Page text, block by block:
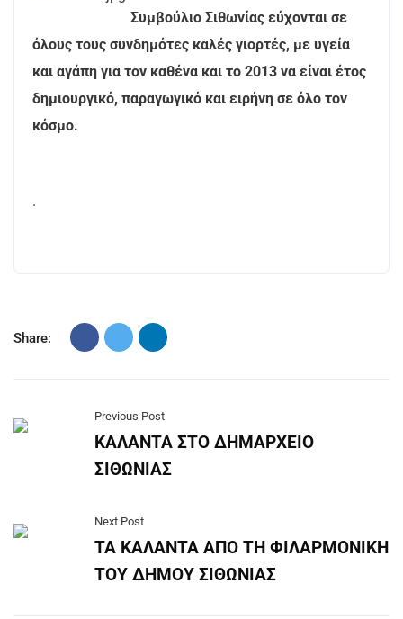
Συμβούλιο Σιθωνίας εύχονται σε
όλους τους συνδημότες καλές γιορτές, με υγεία
και αγάπη για τον καθένα και το 2013 να είναι έτος
δημιουργικό, παραγωγικό και ειρήνη σε όλο τον
κόσμο.
.
Share:
Previous Post
ΚΑΛΑΝΤΑ ΣΤΟ ΔΗΜΑΡΧΕΙΟ
ΣΙΘΩΝΙΑΣ
Next Post
ΤΑ ΚΑΛΑΝΤΑ ΑΠΟ ΤΗ ΦΙΛΑΡΜΟΝΙΚΗ
ΤΟΥ ΔΗΜΟΥ ΣΙΘΩΝΙΑΣ